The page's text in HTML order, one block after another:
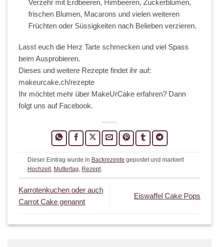
Verzehr mit Erdbeeren, Himbeeren, Zuckerblumen,
frischen Blumen, Macarons und vielen weiteren
Früchten oder Süssigkeiten nach Belieben verzieren.
Lasst euch die Herz Tarte schmecken und viel Spass
beim Ausprobieren.
Dieses und weitere Rezepte findet ihr auf:
makeurcake.ch/rezepte
Ihr möchtet mehr über MakeUrCake erfahren? Dann
folgt uns auf Facebook.
Dieser Eintrag wurde in Backrezepte gepostet und markiert
Hochzeit, Muttertag, Rezept.
Karrotenkuchen oder auch
Carrot Cake genannt
Eiswaffel Cake Pops